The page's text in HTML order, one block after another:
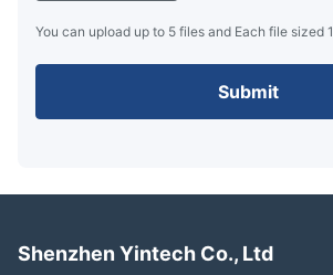
You can upload up to 5 files and Each file sized
Submit
Shenzhen Yintech Co., Ltd